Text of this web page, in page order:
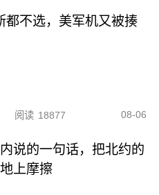
都不选，美军机又被揍
阅读 18877 08-06
说的一句话，把北约的
上摩擦